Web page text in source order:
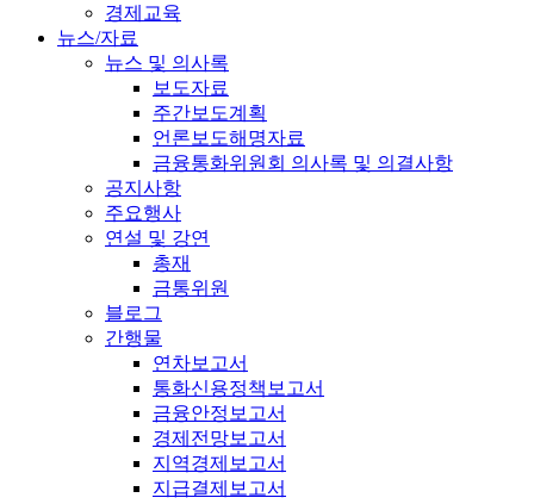
경제교육
뉴스/자료
뉴스 및 의사록
보도자료
주간보도계획
언론보도해명자료
금융통화위원회 의사록 및 의결사항
공지사항
주요행사
연설 및 강연
총재
금통위원
블로그
간행물
연차보고서
통화신용정책보고서
금융안정보고서
경제전망보고서
지역경제보고서
지급결제보고서